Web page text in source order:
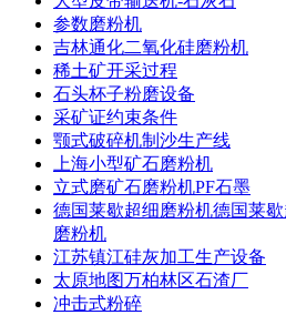
参数磨粉机
吉林通化二氧化硅磨粉机
稀土矿开采过程
石头杯子粉磨设备
采矿证约束条件
颚式破碎机制沙生产线
上海小型矿石磨粉机
立式磨矿石磨粉机PF石墨
德国莱歇超细磨粉机德国莱
磨粉机
江苏镇江硅灰加工生产设备
太原地图万柏林区石渣厂
冲击式粉碎